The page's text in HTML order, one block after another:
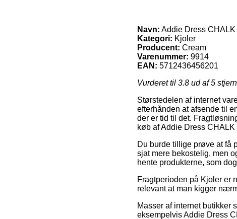
Navn: Addie Dress CHALK
Kategori: Kjoler
Producent: Cream
Varenummer: 9914
EAN: 5712436456201
Vurderet til 3.8 ud af 5
Størstedelen af internet
efterhånden at afsende til
der er tid til det.
køb af Addie Dress CHALK
Du burde tillige prøve at få
sjat mere bekostelig, men
hente produkterne, som
Fragtperioden på Kjoler er
relevant at man kigger
Masser af internet butikker
eksempelvis Addie Dress